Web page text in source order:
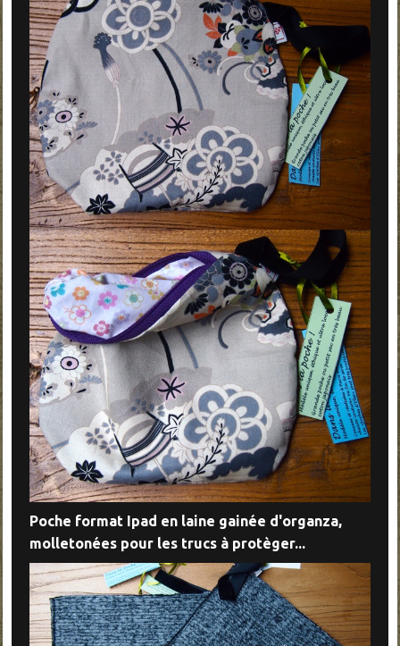
Poche format Ipad en laine gainée d'organza,
molletonées pour les trucs à protèger...